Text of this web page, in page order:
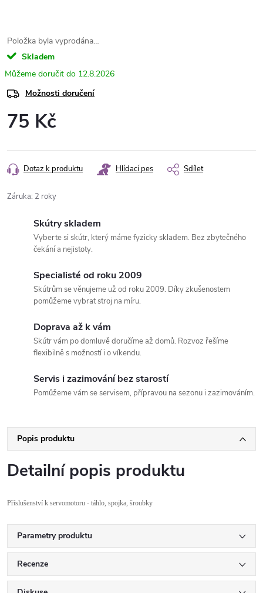
Položka byla vyprodána…
Skladem
12.8.2026
Možnosti doručení
75 Kč
cena:
Dotaz k produktu Hlídací pes Sdílet
Záruka: 2 roky
Skútry skladem
Vyberte si skútr, který máme fyzicky skladem. Bez zbytečného
čekání a nejistoty.
Specialisté od roku 2009
Skútrům se věnujeme už od roku 2009. Díky zkušenostem
pomůžeme vybrat stroj na míru.
Doprava až k vám
Skútr vám po domluvě doručíme až domů. Rozvoz řešíme
flexibilně s možností i o víkendu.
Servis i zazimování bez starostí
Pomůžeme vám se servisem, přípravou na sezonu i zazimováním.
Popis produktu
Detailní popis produktu
Příslušenství k servomotoru - táhlo, spojka, šroubky
Parametry produktu
Recenze